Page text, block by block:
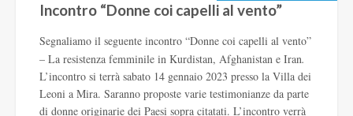
Incontro “Donne coi capelli al vento”
Segnaliamo il seguente incontro “Donne coi capelli al vento”
– La resistenza femminile in Kurdistan, Afghanistan e Iran.
L’incontro si terrà sabato 14 gennaio 2023 presso la Villa dei
Leoni a Mira. Saranno proposte varie testimonianze da parte
di donne originarie dei Paesi sopra citatati. L’incontro verrà